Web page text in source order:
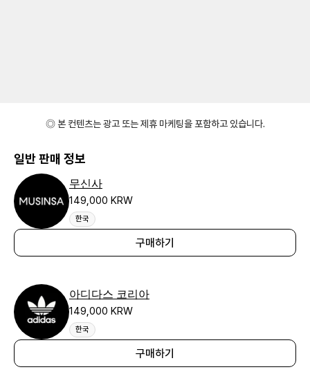
◎ 본 컨텐츠는 광고 또는 제휴 마케팅을 포함하고 있습니다.
일반 판매 정보
무신사
149,000 KRW
한국
구매하기
아디다스 코리아
149,000 KRW
한국
구매하기